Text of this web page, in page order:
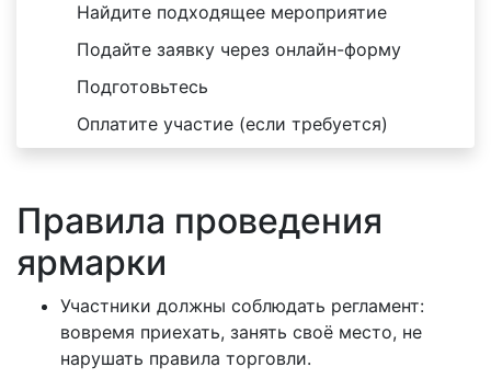
Найдите подходящее мероприятие
Подайте заявку через онлайн-форму
Подготовьтесь
Оплатите участие (если требуется)
Правила проведения
ярмарки
Участники должны соблюдать регламент:
вовремя приехать, занять своё место, не
нарушать правила торговли.